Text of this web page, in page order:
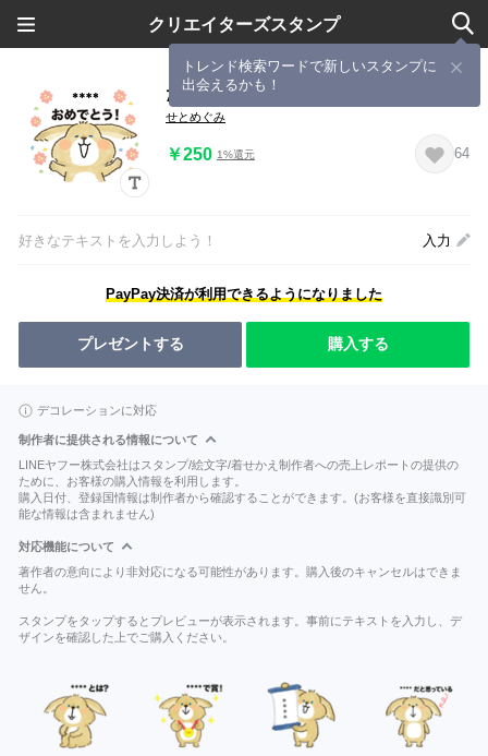
クリエイターズスタンプ
トレンド検索ワードで新しいスタンプに
出会えるかも！
たれみみ カスタムスタンプ
せとめぐみ
￥250 1%還元 64
好きなテキストを入力しよう！ 入力
PayPay決済が利用できるようになりました
プレゼントする 購入する
デコレーションに対応
制作者に提供される情報について
LINEヤフー株式会社はスタンプ/絵文字/着せかえ制作者への売上レポートの提供の
ために、お客様の購入情報を利用します。
購入日付、登録国情報は制作者から確認することができます。(お客様を直接識別可
能な情報は含まれません)
対応機能について
著作者の意向により非対応になる可能性があります。購入後のキャンセルはできま
せん。
スタンプをタップするとプレビューが表示されます。事前にテキストを入力し、デ
ザインを確認した上でご購入ください。